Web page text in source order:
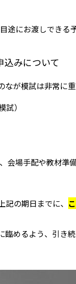
途にお渡しできる予
みについて
が模試は非常に
）
会場手配や教材準
の期日までに、
めるよう、引き